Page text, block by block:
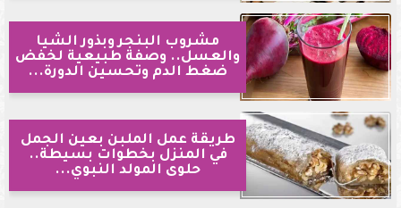
مشروب البنجر وبذور الشيا
والعسل.. وصفة طبيعية لخفض
ضغط الدم وتحسين الدورة...
طريقة عمل الملبن بعين الجمل
في المنزل بخطوات بسيطة..
حلوى المولد النبوي...